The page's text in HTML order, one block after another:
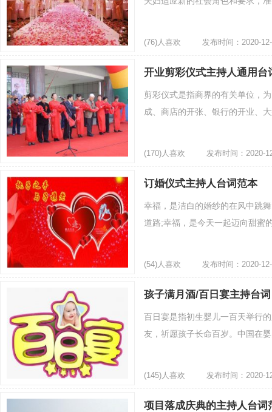
(76)人喜欢 发布时间：2020-
开业剪彩仪式主持人通用台
剪彩仪式是指商界的有关单位，
成、商店的开张、银行的开业、
(170)人喜欢 发布时间：2020-
订婚仪式主持人台词范本
幸福，是洁白的婚纱的在风中跳
道路;幸福，是今天一起迈向甜蜜
(54)人喜欢 发布时间：2020-
孩子满月酒/百日宴主持台词
百日宴是指初生婴儿一百天举行
友，祈愿孩子长命百岁。中国在
(145)人喜欢 发布时间：2020-
项目落成庆典的主持人台词